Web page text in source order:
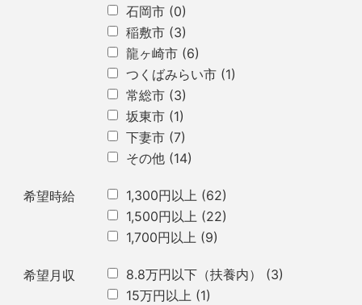
石岡市 (0)
稲敷市 (3)
龍ヶ崎市 (6)
つくばみらい市 (1)
常総市 (3)
坂東市 (1)
下妻市 (7)
その他 (14)
希望時給 1,300円以上 (62)
1,500円以上 (22)
1,700円以上 (9)
希望月収 8.8万円以下（扶養内）
(3)
15万円以上 (1)